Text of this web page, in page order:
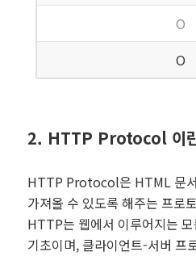
O
O
2. HTTP Protocol 이
HTTP Protocol은 HTML 문
가져올 수 있도록 해주는 프로
HTTP는 웹에서 이루어지는
기초이며, 클라이언트-서버 프